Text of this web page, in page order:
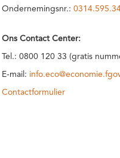
Ondernemingsnr.:
Ons Contact Center:
Tel.: 0800 120 33 (gratis
E-mail:
Contactformulier